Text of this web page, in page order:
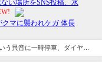
う異音に一時停車、ダイヤに